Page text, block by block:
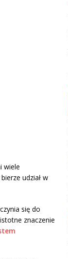
wiele
udział w
się do
znaczenie